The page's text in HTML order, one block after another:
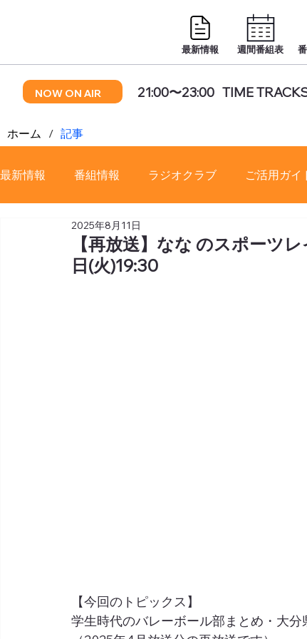
ホーム / 記事
NOW ON AIR 21:00〜23:00 TIME
最新情報 週間番組表
最新情報 番組情報 ラジオクラブ ご活用ガイ
番組審議会
【再放送】なな のスポーツ
日(火)19:30
2025年8月11日
【今回のトピックス】
学生時代のバレーボール部まとめ・大